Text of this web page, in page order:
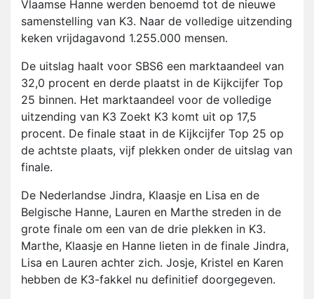
Vlaamse Hanne werden benoemd tot de nieuwe
samenstelling van K3. Naar de volledige uitzending
keken vrijdagavond 1.255.000 mensen.
De uitslag haalt voor SBS6 een marktaandeel van
32,0 procent en derde plaatst in de Kijkcijfer Top
25 binnen. Het marktaandeel voor de volledige
uitzending van K3 Zoekt K3 komt uit op 17,5
procent. De finale staat in de Kijkcijfer Top 25 op
de achtste plaats, vijf plekken onder de uitslag van
finale.
De Nederlandse Jindra, Klaasje en Lisa en de
Belgische Hanne, Lauren en Marthe streden in de
grote finale om een van de drie plekken in K3.
Marthe, Klaasje en Hanne lieten in de finale Jindra,
Lisa en Lauren achter zich. Josje, Kristel en Karen
hebben de K3-fakkel nu definitief doorgegeven.